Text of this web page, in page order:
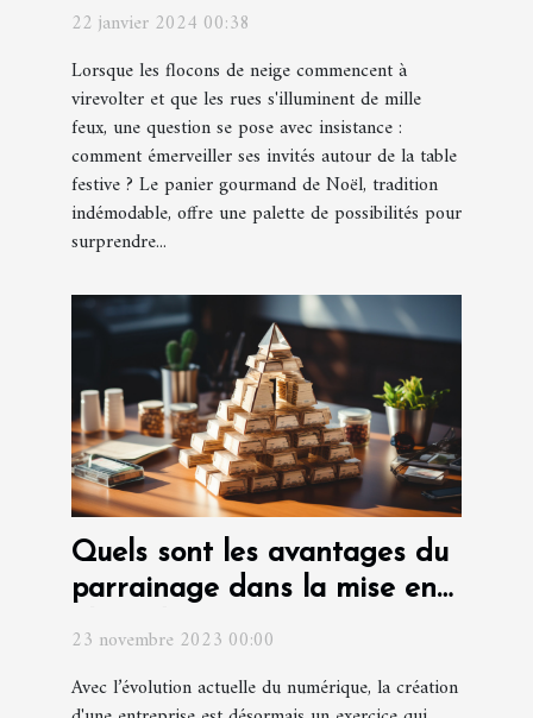
surprendre vos invités
22 janvier 2024 00:38
Lorsque les flocons de neige commencent à
virevolter et que les rues s'illuminent de mille
feux, une question se pose avec insistance :
comment émerveiller ses invités autour de la table
festive ? Le panier gourmand de Noël, tradition
indémodable, offre une palette de possibilités pour
surprendre...
Quels sont les avantages du
parrainage dans la mise en
place d'une entreprise ?
23 novembre 2023 00:00
Avec l’évolution actuelle du numérique, la création